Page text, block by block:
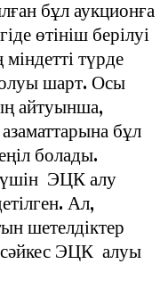
бұл аукционға
өтініш берілуі
түрде
шарт. Осы
айтуынша,
бұл
болады.
үшін ЭЦК алу
Ал,
шетелдіктер
сәйкес ЭЦК алуы